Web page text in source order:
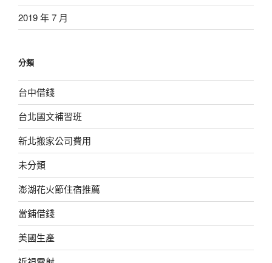
2019 年 7 月
分類
台中借錢
台北國文補習班
新北搬家公司費用
未分類
澎湖花火節住宿推薦
當鋪借錢
美國生產